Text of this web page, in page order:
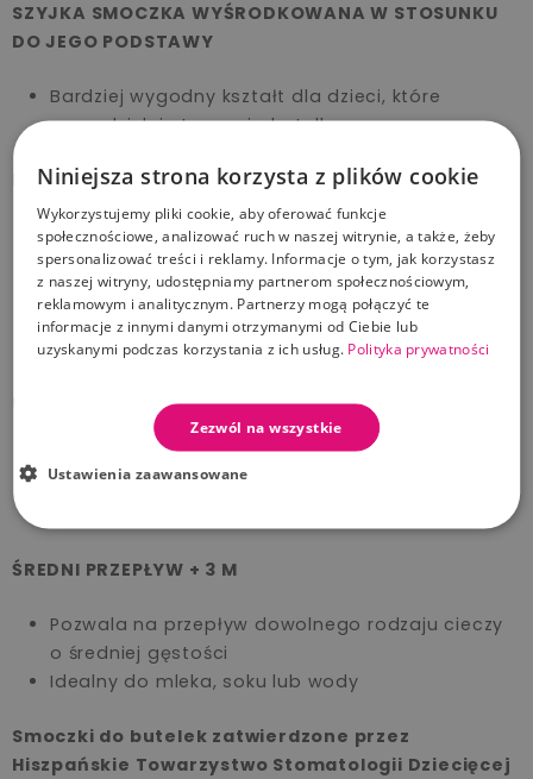
SZYJKA SMOCZKA WYŚRODKOWANA W STOSUNKU
DO JEGO PODSTAWY
Bardziej wygodny kształt dla dzieci, które
samodzielnie trzymają butelkę
LEKKO ZAKRZYWIONA PODSTAWA SMOCZKA
Wspomaga prawidłowe ułożenie ust, języka i
szczęki.
Pozwala na większą adaptację, ponieważ
ssanie można ćwiczyć chwytając smoczek od
najbardziej wygodnego dla dziecka miejsca.
ULTRA MIĘKKI ELASTYCZNY I CIENKI SILIKON
Imituje dotyk i teksturę brodawki sutkowej
matki, dzięki dużej elastyczności idealnie
ŚREDNI PRZEPŁYW + 3 M
Pozwala na przepływ dowolnego rodzaju cieczy
o średniej gęstości
Idealny do mleka, soku lub wody
Smoczki do butelek zatwierdzone przez
Hiszpańskie Towarzystwo Stomatologii Dziecięcej
Niniejsza strona korzysta z plików cookie
Wykorzystujemy pliki cookie, aby oferować funkcje
społecznościowe, analizować ruch w naszej witrynie, a także, żeby
spersonalizować treści i reklamy. Informacje o tym, jak korzystasz
z naszej witryny, udostępniamy partnerom społecznościowym,
reklamowym i analitycznym. Partnerzy mogą połączyć te
informacje z innymi danymi otrzymanymi od Ciebie lub
uzyskanymi podczas korzystania z ich usług. Polityka prywatności
Zezwól na wszystkie
Ustawienia zaawansowane